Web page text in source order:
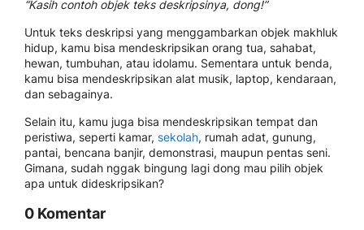
“Kasih contoh objek teks deskripsinya, dong!”
Untuk teks deskripsi yang menggambarkan objek makhluk
hidup, kamu bisa mendeskripsikan orang tua, sahabat,
hewan, tumbuhan, atau idolamu. Sementara untuk benda,
kamu bisa mendeskripsikan alat musik, laptop, kendaraan,
dan sebagainya.
Selain itu, kamu juga bisa mendeskripsikan tempat dan
peristiwa, seperti kamar, sekolah, rumah adat, gunung,
pantai, bencana banjir, demonstrasi, maupun pentas seni.
Gimana, sudah nggak bingung lagi dong mau pilih objek
apa untuk dideskripsikan?
0 Komentar